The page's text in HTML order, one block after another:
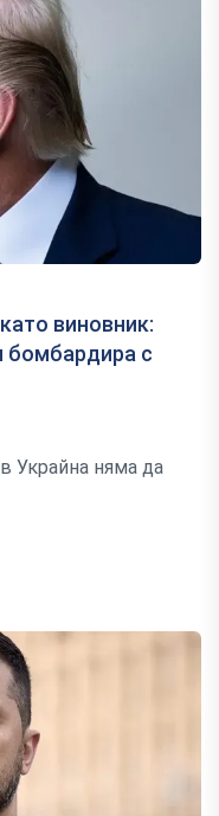
виновник:
бомбардира с
Украйна няма да